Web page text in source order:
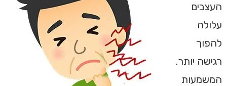
העצבים
עלולה
להפוך
רגישה יותר.
המשמעות